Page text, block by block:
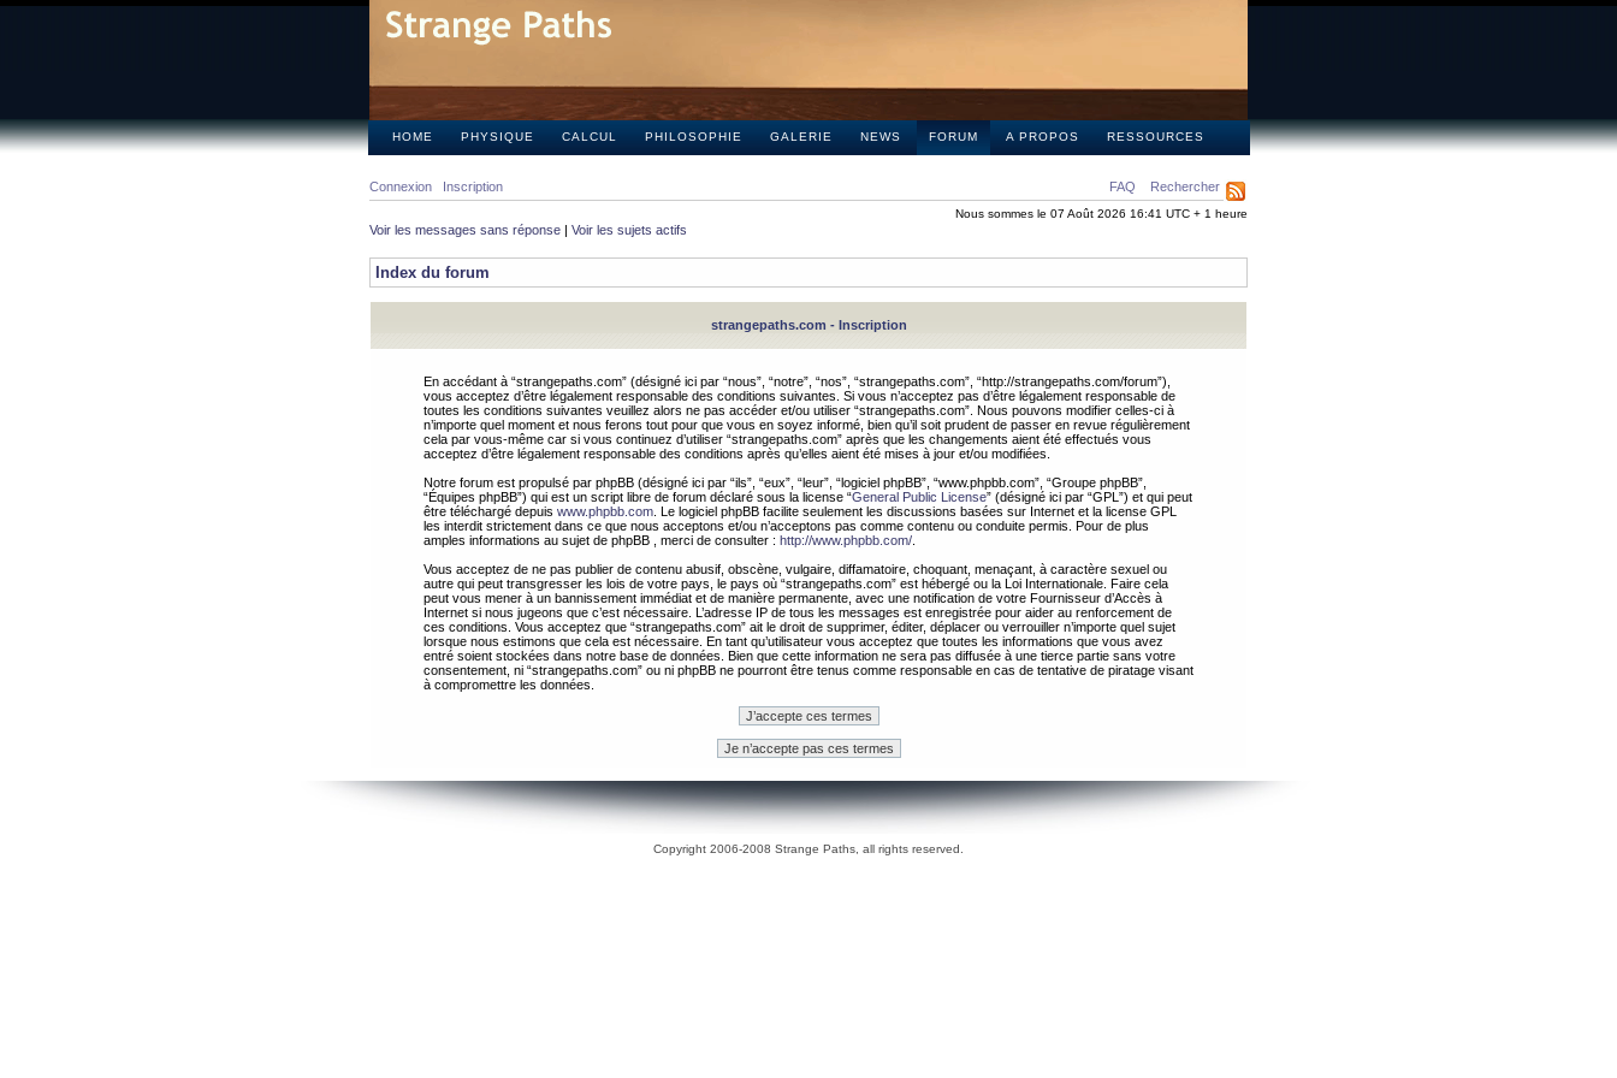
HOME PHYSIQUE CALCUL PHILOSOPHIE GALERIE NEWS FORUM A PROPOS RESSOURCES
FAQ Rechercher
Connexion Inscription
Nous sommes le 07 Août 2026 16:41 UTC + 1 heure
Voir les messages sans réponse | Voir les sujets actifs
Index du forum
strangepaths.com - Inscription
En accédant à “strangepaths.com” (désigné ici par “nous”, “notre”, “nos”, “strangepaths.com”, “http://strangepaths.com/forum”),
vous acceptez d’être légalement responsable des conditions suivantes. Si vous n’acceptez pas d’être légalement responsable de
toutes les conditions suivantes veuillez alors ne pas accéder et/ou utiliser “strangepaths.com”. Nous pouvons modifier celles-ci à
n’importe quel moment et nous ferons tout pour que vous en soyez informé, bien qu’il soit prudent de passer en revue régulièrement
cela par vous-même car si vous continuez d’utiliser “strangepaths.com” après que les changements aient été effectués vous
acceptez d’être légalement responsable des conditions après qu’elles aient été mises à jour et/ou modifiées.
Notre forum est propulsé par phpBB (désigné ici par “ils”, “eux”, “leur”, “logiciel phpBB”, “www.phpbb.com”, “Groupe phpBB”,
“Équipes phpBB”) qui est un script libre de forum déclaré sous la license “General Public License” (désigné ici par “GPL”) et qui peut
être téléchargé depuis www.phpbb.com . Le logiciel phpBB facilite seulement les discussions basées sur Internet et la license GPL
les interdit strictement dans ce que nous acceptons et/ou n’acceptons pas comme contenu ou conduite permis. Pour de plus
amples informations au sujet de phpBB , merci de consulter : http://www.phpbb.com/
Vous acceptez de ne pas publier de contenu abusif, obscène, vulgaire, diffamatoire, choquant, menaçant, à caractère sexuel ou
autre qui peut transgresser les lois de votre pays, le pays où “strangepaths.com” est hébergé ou la Loi Internationale. Faire cela
peut vous mener à un bannissement immédiat et de manière permanente, avec une notification de votre Fournisseur d’Accès à
Internet si nous jugeons que c’est nécessaire. L’adresse IP de tous les messages est enregistrée pour aider au renforcement de
ces conditions. Vous acceptez que “strangepaths.com” ait le droit de supprimer, éditer, déplacer ou verrouiller n’importe quel sujet
lorsque nous estimons que cela est nécessaire. En tant qu’utilisateur vous acceptez que toutes les informations que vous avez
entré soient stockées dans notre base de données. Bien que cette information ne sera pas diffusée à une tierce partie sans votre
consentement, ni “strangepaths.com” ou ni phpBB ne pourront être tenus comme responsable en cas de tentative de piratage visant
à compromettre les données.
Copyright 2006-2008 Strange Paths, all rights reserved.